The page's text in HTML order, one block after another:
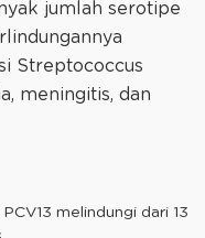
jumlah serotipe
Streptococcus
meningitis, dan
melindungi dari 13